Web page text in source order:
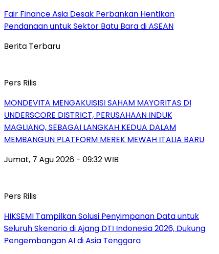
Fair Finance Asia Desak Perbankan Hentikan
Pendanaan untuk Sektor Batu Bara di ASEAN
Berita Terbaru
Pers Rilis
MONDEVITA MENGAKUISISI SAHAM MAYORITAS DI
UNDERSCORE DISTRICT, PERUSAHAAN INDUK
MAGLIANO, SEBAGAI LANGKAH KEDUA DALAM
MEMBANGUN PLATFORM MEREK MEWAH ITALIA BARU
Jumat, 7 Agu 2026 - 09:32 WIB
Pers Rilis
HIKSEMI Tampilkan Solusi Penyimpanan Data untuk
Seluruh Skenario di Ajang DTI Indonesia 2026, Dukung
Pengembangan AI di Asia Tenggara